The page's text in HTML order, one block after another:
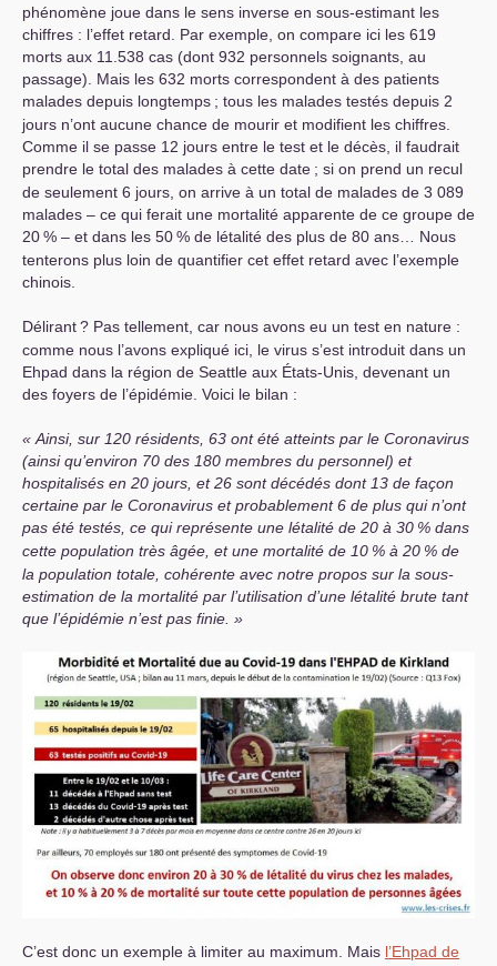
phénomène joue dans le sens inverse en sous-estimant les
chiffres : l’effet retard. Par exemple, on compare ici les 619
morts aux 11.538 cas (dont 932 personnels soignants, au
passage). Mais les 632 morts correspondent à des patients
malades depuis longtemps ; tous les malades testés depuis 2
jours n’ont aucune chance de mourir et modifient les chiffres.
Comme il se passe 12 jours entre le test et le décès, il faudrait
prendre le total des malades à cette date ; si on prend un recul
de seulement 6 jours, on arrive à un total de malades de 3 089
malades – ce qui ferait une mortalité apparente de ce groupe de
20% – et dans les 50% de létalité des plus de 80 ans… Nous
tenterons plus loin de quantifier cet effet retard avec l’exemple
chinois.
Délirant? Pas tellement, car nous avons eu un test en nature :
comme nous l’avons expliqué ici, le virus s’est introduit dans un
Ehpad dans la région de Seattle aux États-Unis, devenant un
des foyers de l’épidémie. Voici le bilan :
Ainsi, sur 120 résidents, 63 ont été atteints par le Coronavirus
(ainsi qu’environ 70 des 180 membres du personnel) et
hospitalisés en 20 jours, et 26 sont décédés dont 13 de façon
certaine par le Coronavirus et probablement 6 de plus qui n’ont
pas été testés, ce qui représente une létalité de 20 à 30 % dans
cette population très âgée, et une mortalité de 10 % à 20 % de
la population totale, cohérente avec notre propos sur la sous-
estimation de la mortalité par l’utilisation d’une létalité brute tant
que l’épidémie n’est pas finie.
C’est donc un exemple à limiter au maximum. Mais l’Ehpad de